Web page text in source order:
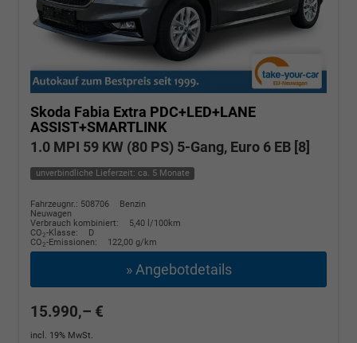
Skoda Fabia Extra PDC+LED+LANE
ASSIST+SMARTLINK
1.0 MPI 59 KW (80 PS) 5-Gang, Euro 6 EB [8]
unverbindliche Lieferzeit: ca. 5 Monate
Fahrzeugnr.: 508706
Benzin
Neuwagen
Verbrauch kombiniert:
5,40 l/100km
CO2-Klasse:
D
CO2-Emissionen: 122,00 g/km
» Angebotdetails
15.990,– €
incl. 19% MwSt.